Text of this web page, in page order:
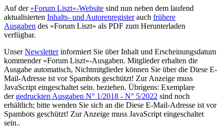
Auf der »Forum Liszt«-Website sind nun neben dem laufend
aktualisierten Inhalts- und Autorenregisterauch frühere
Ausgaben des »Forum Liszt« als PDF zum Herunterladen
verfügbar.
UnserNewsletterinformiert Sie über Inhalt und Erscheinungsdatum
kommender »Forum Liszt«-Ausgaben. Mitglieder erhalten die
Ausgabe automatisch, Nichtmitglieder können Sie über die Diese E-
Mail-Adresse ist vor Spambots geschützt! Zur Anzeige muss
JavaScript eingeschaltet sein. beziehen. Übrigens: Exemplare
der gedruckten Ausgaben N° 1/2018 - N° 5/2022 sind noch
erhältlich; bitte wenden Sie sich an die Diese E-Mail-Adresse ist vor
Spambots geschützt! Zur Anzeige muss JavaScript eingeschaltet
sein..